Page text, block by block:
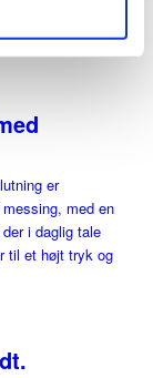
holder
er
med en
i daglig tale
til et højt tryk og